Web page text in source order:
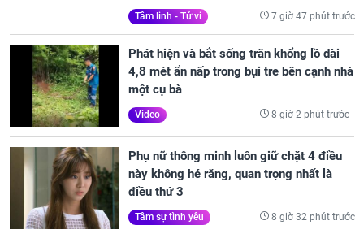
Tâm linh - Tử vi 7 giờ 47 phút trước
Phát hiện và bắt sống trăn khổng lồ dài
4,8 mét ẩn nấp trong bụi tre bên cạnh nhà
một cụ bà
Video 8 giờ 2 phút trước
Phụ nữ thông minh luôn giữ chặt 4 điều
này không hé răng, quan trọng nhất là
điều thứ 3
Tâm sự tình yêu 8 giờ 32 phút trước